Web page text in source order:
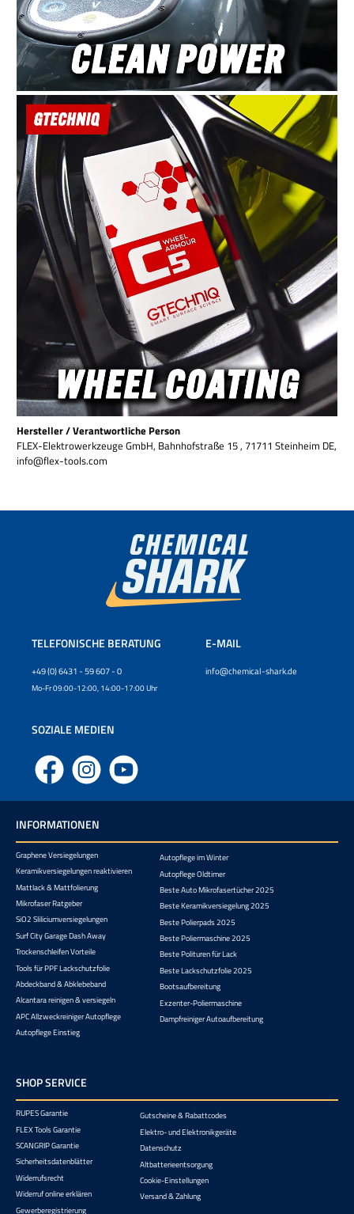
Hersteller / Verantwortliche Person
FLEX-Elektrowerkzeuge GmbH, Bahnhofstraße 15 , 71711 Steinheim DE,
info@flex-tools.com
TELEFONISCHE BERATUNG
+49 (0) 6431 - 59 607 - 0
Mo-Fr 09:00-12:00, 14:00-17:00 Uhr
E-MAIL
info@chemical-shark.de
SOZIALE MEDIEN
Facebook Instagram YouTube
INFORMATIONEN
Graphene Versiegelungen
Keramikversiegelungen reaktivieren
Mattlack & Mattfolierung
Mikrofaser Ratgeber
SiO2 Sliliciumversiegelungen
Surf City Garage Dash Away
Trockenschleifen Vorteile
Tools für PPF Lackschutzfolie
Abdeckband & Abklebeband
Alcantara reinigen & versiegeln
APC Allzweckreiniger Autopflege
Autopflege Einstieg
Autopflege im Winter
Autopflege Oldtimer
Beste Auto Mikrofasertücher 2025
Beste Keramikversiegelung 2025
Beste Polierpads 2025
Beste Poliermaschine 2025
Beste Polituren für Lack
Beste Lackschutzfolie 2025
Bootsaufbereitung
Exzenter-Poliermaschine
Dampfreiniger Autoaufbereitung
SHOP SERVICE
RUPES Garantie
FLEX Tools Garantie
SCANGRIP Garantie
Sicherheitsdatenblätter
Widerrufsrecht
Widerruf online erklären
Gewerberegistrierung
Gutscheine & Rabattcodes
Elektro- und Elektronikgeräte
Datenschutz
Altbatterieentsorgung
Cookie-Einstellungen
Versand & Zahlung